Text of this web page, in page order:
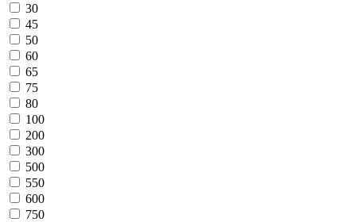
30
45
50
60
65
75
80
100
200
300
500
550
600
750